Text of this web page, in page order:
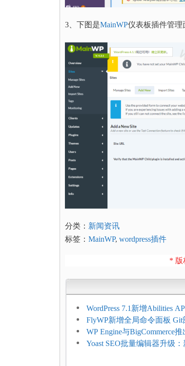
3、下图是MainWP仪表板插件管理
分类： 新闻资讯
标签： MainWP, wordpress插件
* 版
WordPress 7.1新增Abilities
持REST API、MCP与AI代理
FlyWP新增全局命令面板
方便
WP Engine与BigCommerce推
Connect：WordPress商店可
Yoast SEO批量编辑器升级